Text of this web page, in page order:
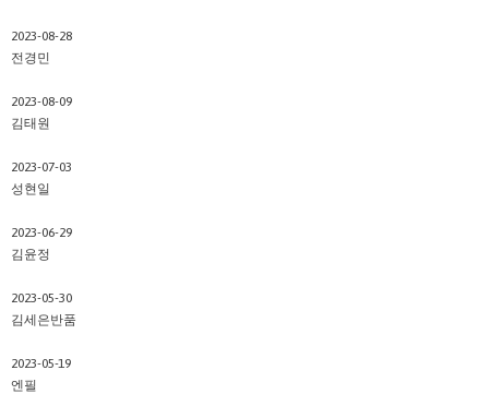
2023-08-28
전경민
2023-08-09
김태원
2023-07-03
성현일
2023-06-29
김윤정
2023-05-30
김세은반품
2023-05-19
엔필